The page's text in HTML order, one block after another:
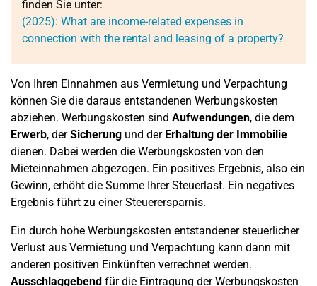
finden Sie unter:
(2025): What are income-related expenses in
connection with the rental and leasing of a property?
Von Ihren Einnahmen aus Vermietung und Verpachtung
können Sie die daraus entstandenen Werbungskosten
abziehen. Werbungskosten sind Aufwendungen, die dem
Erwerb, derSicherung und der Erhaltung der Immobilie
dienen. Dabei werden die Werbungskosten von den
Mieteinnahmen abgezogen. Ein positives Ergebnis, also ein
Gewinn, erhöht die Summe Ihrer Steuerlast. Ein negatives
Ergebnis führt zu einer Steuerersparnis.
Ein durch hohe Werbungskosten entstandener steuerlicher
Verlust aus Vermietung und Verpachtung kann dann mit
anderen positiven Einkünften verrechnet werden.
Ausschlaggebend für die Eintragung der Werbungskosten